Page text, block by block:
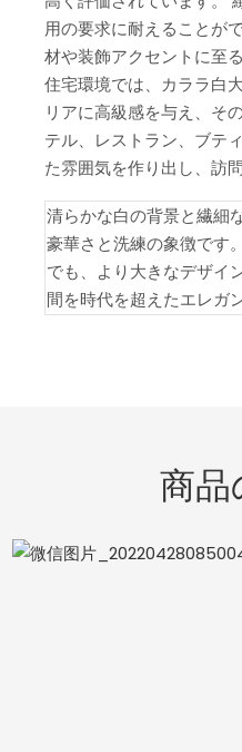
用の要求に耐えることが
材や装飾アクセントに至
住宅環境では、カララ白
リアに高級感を与え、そ
テル、レストラン、ブテ
た雰囲気を作り出し、訪
清らかな白の背景と繊細
豪華さと洗練の象徴です
でも、より大きなデザイ
間を時代を超えたエレガ
商品